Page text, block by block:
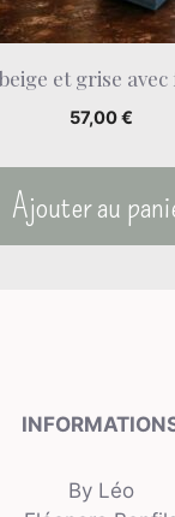
et grise avec
57,00€
Ajouter au
By Léo